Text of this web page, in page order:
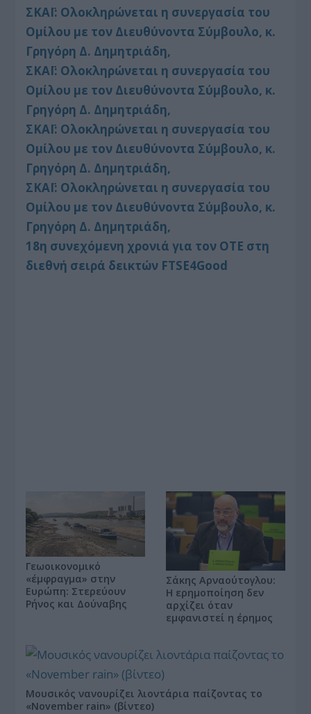
ΣΚΑΪ: Ολοκληρώνεται η συνεργασία του
Ομίλου με τον Διευθύνοντα Σύμβουλο, κ.
Γρηγόρη Δ. Δημητριάδη,
ΣΚΑΪ: Ολοκληρώνεται η συνεργασία του
Ομίλου με τον Διευθύνοντα Σύμβουλο, κ.
Γρηγόρη Δ. Δημητριάδη,
ΣΚΑΪ: Ολοκληρώνεται η συνεργασία του
Ομίλου με τον Διευθύνοντα Σύμβουλο, κ.
Γρηγόρη Δ. Δημητριάδη,
ΣΚΑΪ: Ολοκληρώνεται η συνεργασία του
Ομίλου με τον Διευθύνοντα Σύμβουλο, κ.
Γρηγόρη Δ. Δημητριάδη,
18η συνεχόμενη χρονιά για τον ΟΤΕ στη
διεθνή σειρά δεικτών FTSE4Good
Γεωοικονομικό
«έμφραγμα» στην
Ευρώπη: Στερεύουν
Ρήνος και Δούναβης
Σάκης Αρναούτογλου:
Η ερημοποίηση δεν
αρχίζει όταν
εμφανιστεί η έρημος
Μουσικός νανουρίζει λιοντάρια παίζοντας το
«November rain» (βίντεο)